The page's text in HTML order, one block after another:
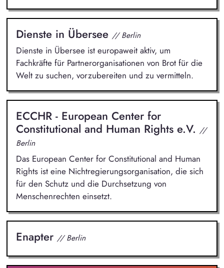
Dienste in Übersee // Berlin
Dienste in Übersee ist europaweit aktiv, um
Fachkräfte für Partnerorganisationen von Brot für die
Welt zu suchen, vorzubereiten und zu vermitteln.
ECCHR - European Center for
Constitutional and Human Rights e.V. //
Berlin
Das European Center for Constitutional and Human
Rights ist eine Nichtregierungsorganisation, die sich
für den Schutz und die Durchsetzung von
Menschenrechten einsetzt.
Enapter // Berlin